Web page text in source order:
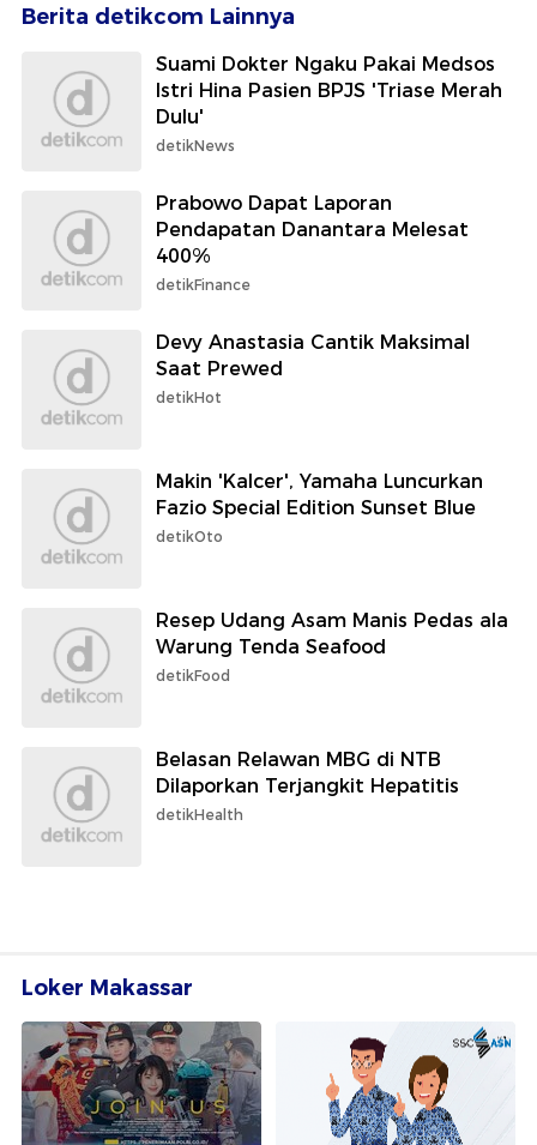
Berita detikcom Lainnya
Suami Dokter Ngaku Pakai Medsos
Istri Hina Pasien BPJS 'Triase Merah
Dulu'
detikNews
Prabowo Dapat Laporan
Pendapatan Danantara Melesat
400%
detikFinance
Devy Anastasia Cantik Maksimal
Saat Prewed
detikHot
Makin 'Kalcer', Yamaha Luncurkan
Fazio Special Edition Sunset Blue
detikOto
Resep Udang Asam Manis Pedas ala
Warung Tenda Seafood
detikFood
Belasan Relawan MBG di NTB
Dilaporkan Terjangkit Hepatitis
detikHealth
Loker Makassar